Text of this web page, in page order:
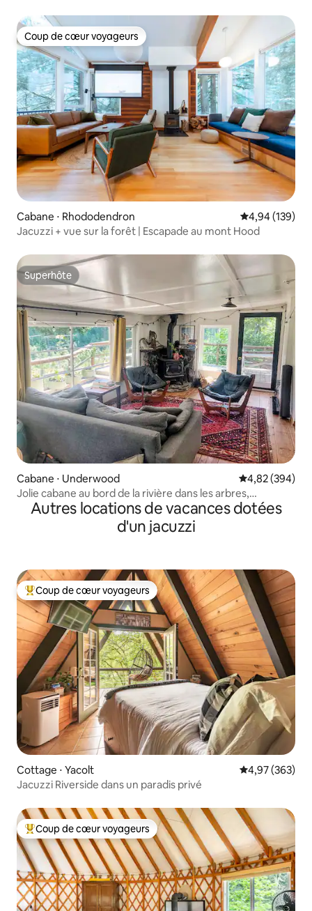
Coup de cœur voyageurs
Coup de cœur voyageurs
Cabane ⋅ Rhododendron Évaluation
4,94 (139)
Jacuzzi + vue sur la forêt | Escapade au mont Hood
Superhôte
Superhôte
Cabane ⋅ Underwood Évaluation
4,82 (394)
Jolie cabane au bord de la rivière dans les arbres,
JACUZZI !!
Autres locations de vacances dotées
d'un jacuzzi
Coups de cœur voyageurs les plus appréciés
Coup de cœur voyageurs
Cottage ⋅ Yacolt Évaluation
4,97 (363)
Jacuzzi Riverside dans un paradis privé
Coups de cœur voyageurs les plus appréciés
Coup de cœur voyageurs